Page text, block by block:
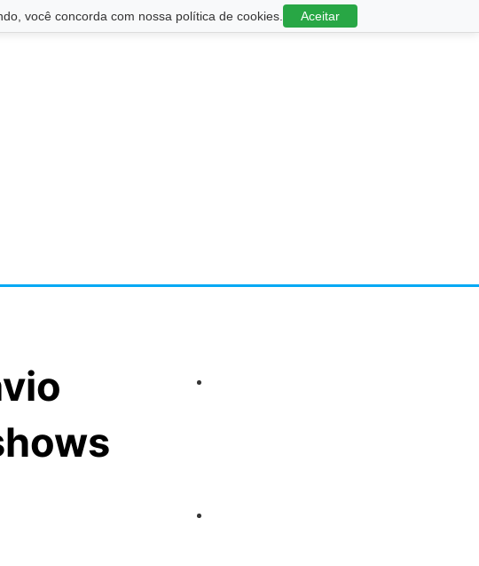
você concorda com nossa política de cookies. Aceitar